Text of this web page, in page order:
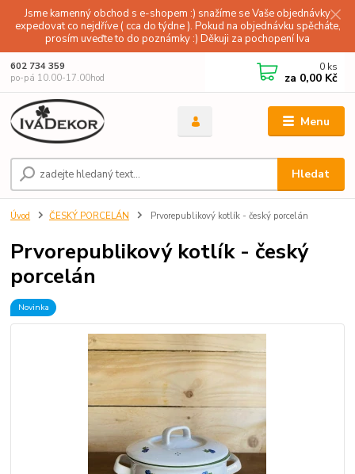
Jsme kamenný obchod s e-shopem :) snažíme se Vaše objednávky
expedovat co nejdříve ( cca do týdne ). Pokud na objednávku spěcháte,
prosím uveďte to do poznámky :) Děkuji za pochopení Iva
Menu
Hledat
602 734 359
po-pá 10.00-17.00hod
0 ks
za 0,00 Kč
Úvod ČESKÝ PORCELÁN Prvorepublikový kotlík - český porcelán
Prvorepublikový kotlík - český
porcelán
Novinka